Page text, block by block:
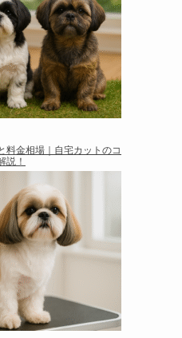
料金相場｜自宅カットのコ
説！